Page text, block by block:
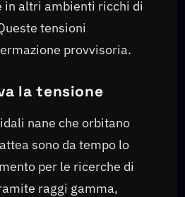
in altri ambienti ricchi di
tensioni
provvisoria.
la tensione
nane che orbitano
sono da tempo lo
per le ricerche di
raggi gamma,